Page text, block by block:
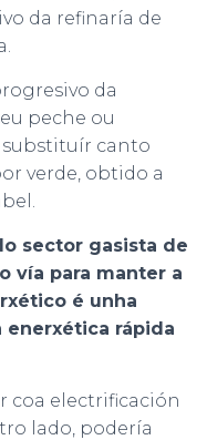
da refinaría de
da
peche ou
canto
verde, obtido a
sector gasista de
vía para manter a
é unha
enerxética rápida
coa electrificación
lado, podería